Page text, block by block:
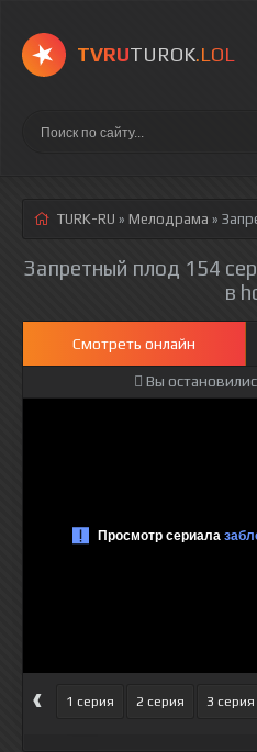
TVRUTUROK.LOL
TURK-RU » Мелодрама »
Запретный плод 154
в
Смотреть онлайн
Вы
‹ 1 серия 2 серия 3 серия